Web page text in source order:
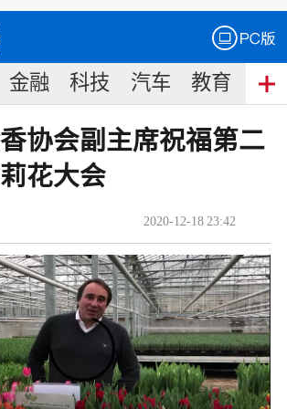
金融 科技 汽车 教育 食
协会副主席祝福第二
花大会
2020-12-18 23:42